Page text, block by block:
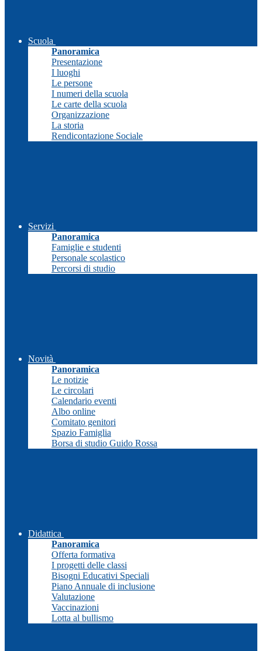
Scuola
Panoramica
Presentazione
I luoghi
Le persone
I numeri della scuola
Le carte della scuola
Organizzazione
La storia
Rendicontazione Sociale
Servizi
Panoramica
Famiglie e studenti
Personale scolastico
Percorsi di studio
Novità
Panoramica
Le notizie
Le circolari
Calendario eventi
Albo online
Comitato genitori
Spazio Famiglia
Borsa di studio Guido Rossa
Didattica
Panoramica
Offerta formativa
I progetti delle classi
Bisogni Educativi Speciali
Piano Annuale di inclusione
Valutazione
Vaccinazioni
Lotta al bullismo